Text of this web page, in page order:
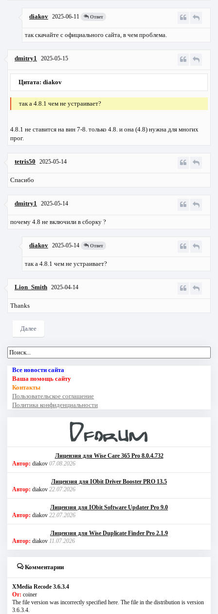
diakov 2025-06-11 Ответ
так скачайте с официального сайта, в чем проблема.
dmitry1 2025-05-15
Цитата: diakov
так а 4.8.1 чем не устраивает?
4.8.1 не ставится на вин 7-8. только 4.8. и она (4.8) нужна для многих
прог.
tetris50 2025-05-14
Спасибо
dmitry1 2025-05-14
почему 4.8 не включили в сборку ?
diakov 2025-05-14 Ответ
так а 4.8.1 чем не устраивает?
Lion_Smith 2025-04-14
Thanks
Далее
Все новости сайта
Ваша помощь сайту
Контакты
Пользовательское соглашение
Политика конфиденциальности
Лицензия для Wise Care 365 Pro 8.0.4.732
Автор: diakov 07.08.2026
Лицензия для IObit Driver Booster PRO 13.5
Автор: diakov 22.07.2026
Лицензия для IObit Software Updater Pro 9.0
Автор: diakov 22.07.2026
Лицензия для Wise Duplicate Finder Pro 2.1.9
Автор: diakov 11.07.2026
Комментарии
XMedia Recode 3.6.3.4
От: coiner
The file version was incorrectly specified here. The file in the distribution is version
3.6.3.4.